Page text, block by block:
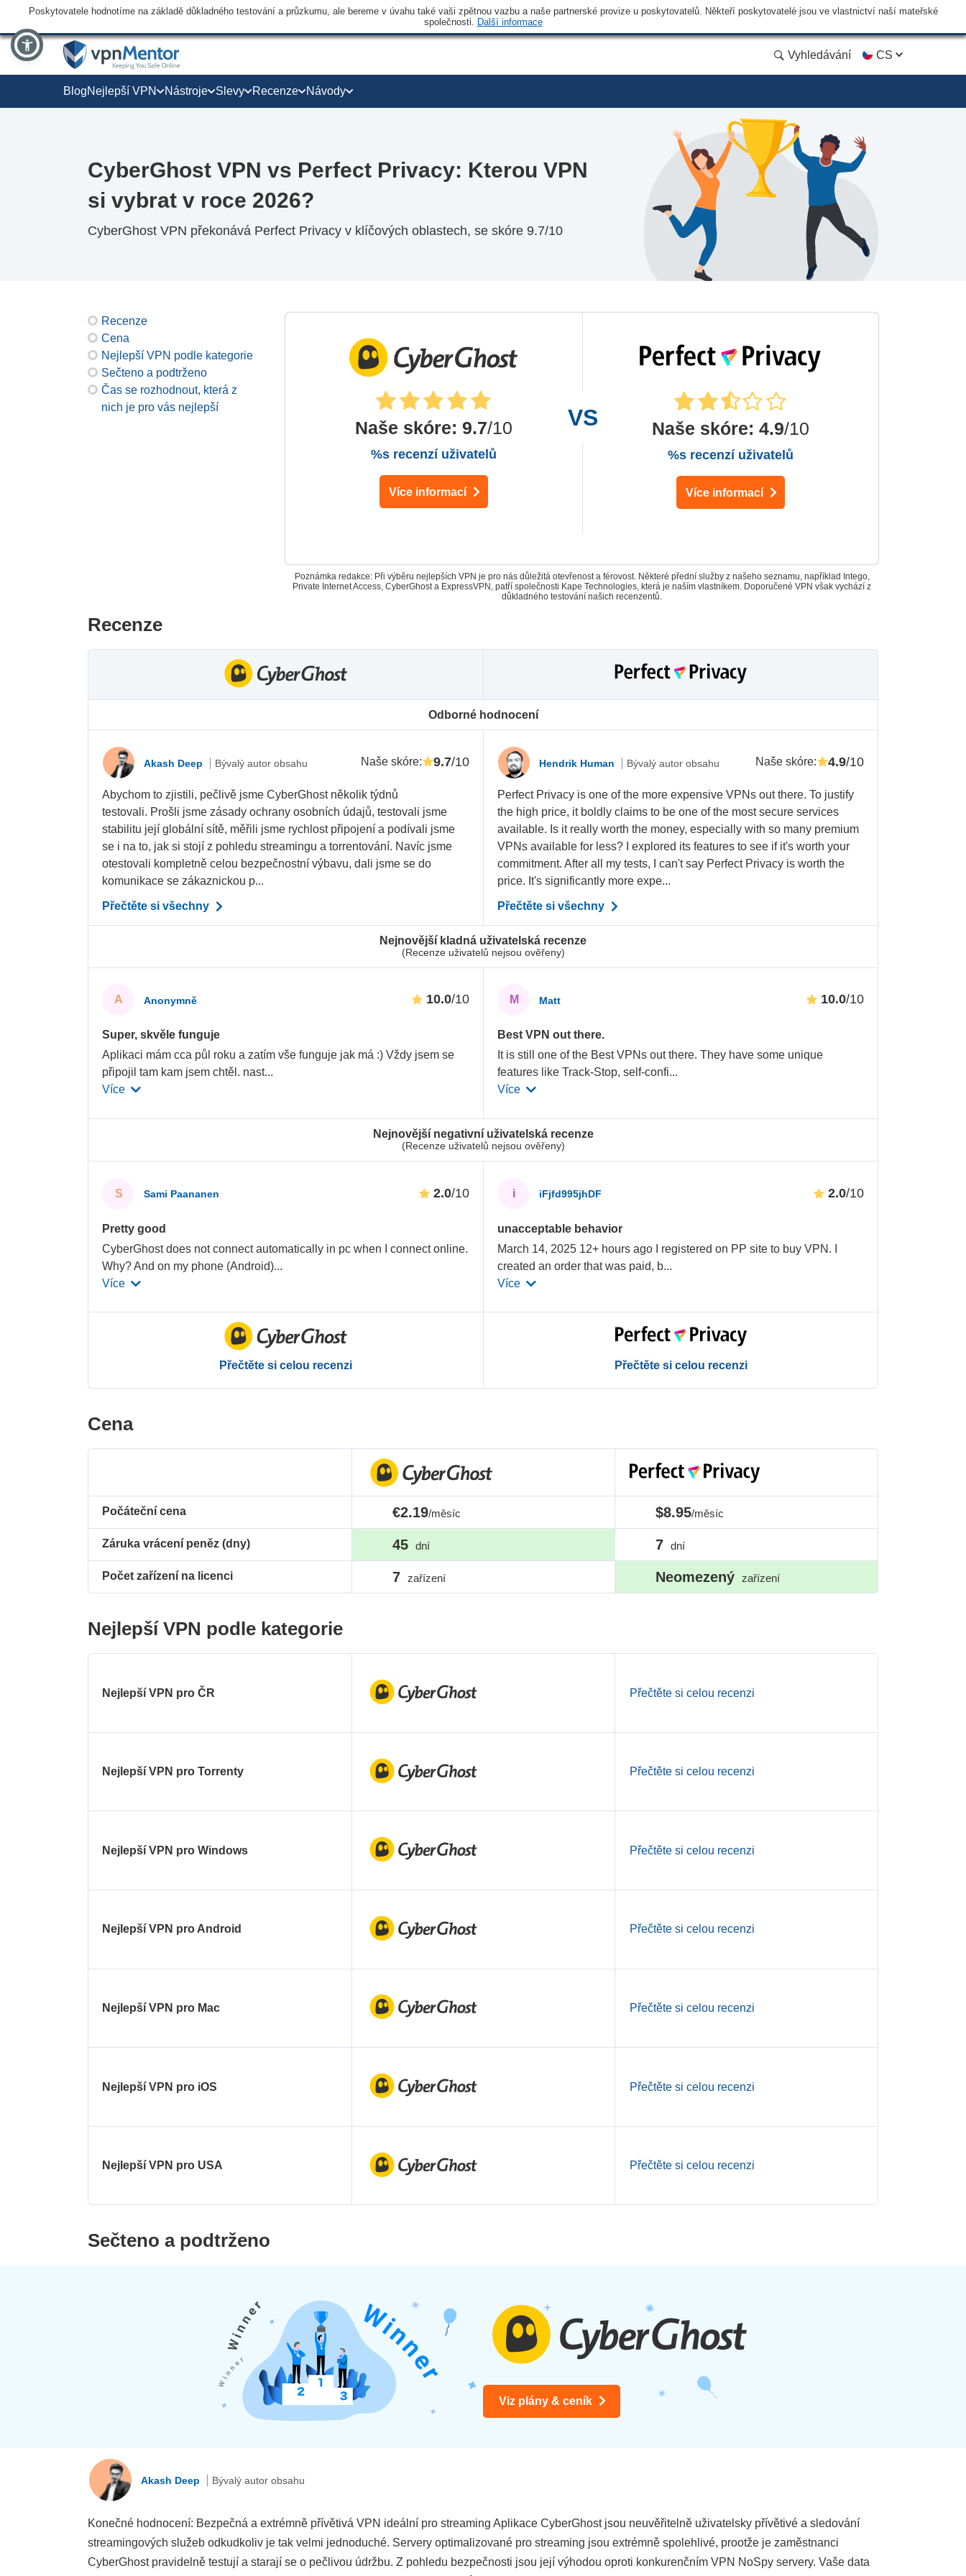
Poskytovatele hodnotíme na základě důkladného testování a průzkumu, ale bereme v úvahu také vaši zpětnou vazbu a naše partnerské provize u poskytovatelů. Někteří poskytovatelé jsou ve vlastnictví naší mateřské
společnosti. Další informace
Vyhledávání CS
BlogNejlepší VPN Nástroje Slevy Recenze Návody
CyberGhost VPN vs Perfect Privacy: Kterou VPN
si vybrat v roce 2026?
CyberGhost VPN překonává Perfect Privacy v klíčových oblastech, se skóre 9.7/10
Recenze
Cena
Nejlepší VPN podle kategorie
Sečteno a podtrženo
Čas se rozhodnout, která z
nich je pro vás nejlepší
Naše skóre: 9.7/10
%s recenzí uživatelů
Více informací
Naše skóre: 4.9/10
%s recenzí uživatelů
Více informací
Poznámka redakce: Při výběru nejlepších VPN je pro nás důležitá otevřenost a férovost. Některé přední služby z našeho seznamu, například Intego,
Private Internet Access, CyberGhost a ExpressVPN, patří společnosti Kape Technologies, která je naším vlastníkem. Doporučené VPN však vychází z
důkladného testování našich recenzentů.
Recenze
Odborné hodnocení
Nejnovější kladná uživatelská recenze
(Recenze uživatelů nejsou ověřeny)
Nejnovější negativní uživatelská recenze
(Recenze uživatelů nejsou ověřeny)
Akash Deep Bývalý autor obsahu Naše skóre: 9.7/10
Abychom to zjistili, pečlivě jsme CyberGhost několik týdnů
testovali. Prošli jsme zásady ochrany osobních údajů, testovali jsme
stabilitu její globální sítě, měřili jsme rychlost připojení a podívali jsme
se i na to, jak si stojí z pohledu streamingu a torrentování. Navíc jsme
otestovali kompletně celou bezpečnostní výbavu, dali jsme se do
komunikace se zákaznickou p...
Přečtěte si všechny
A Anonymně 10.0/10
Super, skvěle funguje
Aplikaci mám cca půl roku a zatím vše funguje jak má :) Vždy jsem se
připojil tam kam jsem chtěl. nast...
Více
S Sami Paananen 2.0/10
Pretty good
CyberGhost does not connect automatically in pc when I connect online.
Why? And on my phone (Android)...
Více
Přečtěte si celou recenzi
Hendrik Human Bývalý autor obsahu Naše skóre: 4.9/10
Perfect Privacy is one of the more expensive VPNs out there. To justify
the high price, it boldly claims to be one of the most secure services
available. Is it really worth the money, especially with so many premium
VPNs available for less? I explored its features to see if it's worth your
commitment. After all my tests, I can't say Perfect Privacy is worth the
price. It's significantly more expe...
Přečtěte si všechny
M Matt 10.0/10
Best VPN out there.
It is still one of the Best VPNs out there. They have some unique
features like Track-Stop, self-confi...
Více
i iFjfd995jhDF 2.0/10
unacceptable behavior
March 14, 2025 12+ hours ago I registered on PP site to buy VPN. I
created an order that was paid, b...
Více
Přečtěte si celou recenzi
Cena
Počáteční cena
Záruka vrácení peněz (dny)
Počet zařízení na licenci
€2.19/měsíc
45 dní
7 zařízení
$8.95/měsíc
7 dní
Neomezený zařízení
Nejlepší VPN podle kategorie
Nejlepší VPN pro ČR Přečtěte si celou recenzi
Nejlepší VPN pro Torrenty Přečtěte si celou recenzi
Nejlepší VPN pro Windows Přečtěte si celou recenzi
Nejlepší VPN pro Android Přečtěte si celou recenzi
Nejlepší VPN pro Mac Přečtěte si celou recenzi
Nejlepší VPN pro iOS Přečtěte si celou recenzi
Nejlepší VPN pro USA Přečtěte si celou recenzi
Sečteno a podtrženo
Viz plány & ceník
Akash Deep Bývalý autor obsahu
Konečné hodnocení: Bezpečná a extrémně přívětivá VPN ideální pro streaming Aplikace CyberGhost jsou neuvěřitelně uživatelsky přívětivé a sledování
streamingových služeb odkudkoliv je tak velmi jednoduché. Servery optimalizované pro streaming jsou extrémně spolehlivé, prootže je zaměstnanci
CyberGhost pravidelně testují a starají se o pečlivou údržbu. Z pohledu bezpečnosti jsou její výhodou oproti konkurenčním VPN NoSpy servery. Vaše data